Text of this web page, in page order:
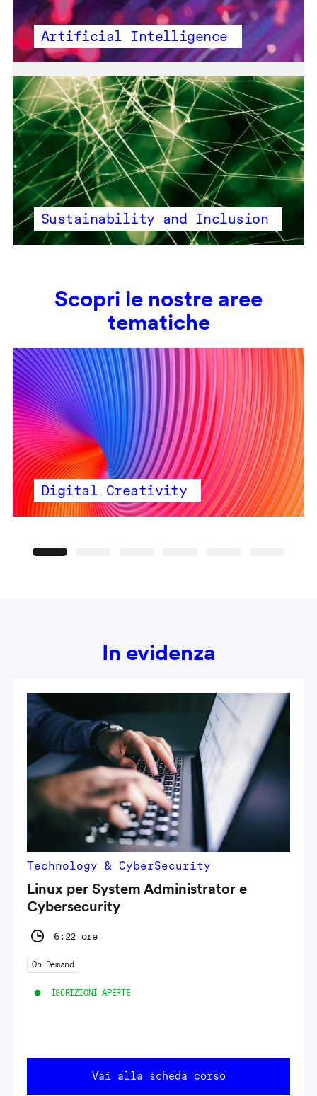
Artificial Intelligence
Sustainability and Inclusion
Scopri le nostre aree
tematiche
Digital Creativity
In evidenza
Technology & CyberSecurity
Linux per System Administrator e
Cybersecurity
6:22 ore
On Demand
ISCRIZIONI APERTE
Vai alla scheda corso